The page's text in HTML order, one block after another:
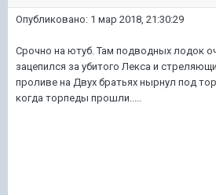
Опубликовано: 1 мар 2018, 21:30:29
Срочно на ютуб. Там подводных лодок
зацепился за убитого Лекса и
проливе на Двух братьях нырнул под
когда торпеды прошли.....